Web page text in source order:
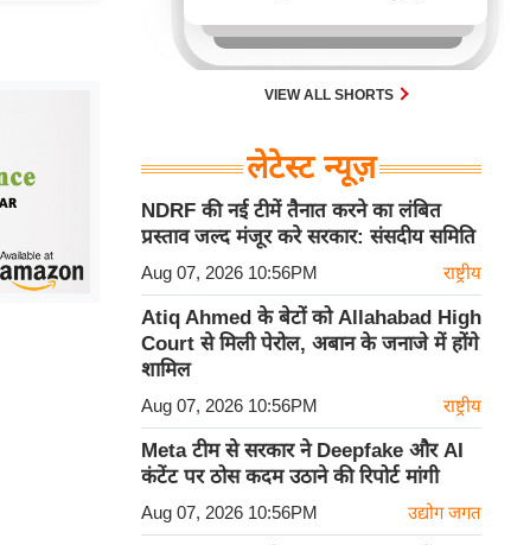
जिससे यातायात बाधित होने के साथ-साथ
सफदरजंग अस्पताल में भी जलभराव की
स्थिति बनी।VIEW ALL SHORTS
लेटेस्ट न्यूज़
NDRF की नई टीमें तैनात करने का लंबित
प्रस्ताव जल्द मंजूर करे सरकार: संसदीय समिति
Aug 07, 2026 10:56PM राष्ट्रीय
Atiq Ahmed के बेटों को Allahabad High
Court से मिली पेरोल, अबान के जनाजे में होंगे
शामिल
Aug 07, 2026 10:56PM राष्ट्रीय
Meta टीम से सरकार ने Deepfake और AI
कंटेंट पर ठोस कदम उठाने की रिपोर्ट मांगी
Aug 07, 2026 10:56PM उद्योग जगत